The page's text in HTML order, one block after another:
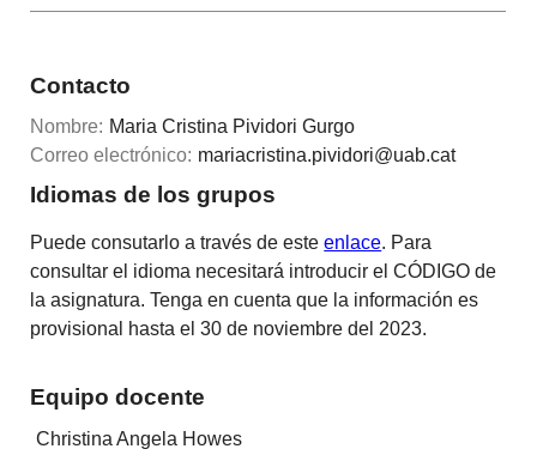
Contacto
Nombre: Maria Cristina Pividori Gurgo
Correo electrónico: mariacristina.pividori@uab.cat
Idiomas de los grupos
Puede consutarlo a través de esteenlace. Para
consultar el idioma necesitará introducir el CÓDIGO de
la asignatura. Tenga en cuenta que la información es
provisional hasta el 30 de noviembre del 2023.
Equipo docente
Christina Angela Howes